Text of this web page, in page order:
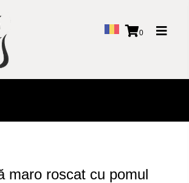
0
maro roscat cu pomul